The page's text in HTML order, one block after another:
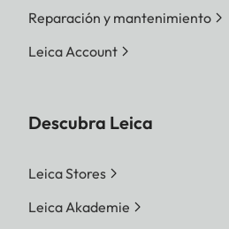
Reparación y mantenimiento
Leica Account
Descubra Leica
Leica Stores
Leica Akademie